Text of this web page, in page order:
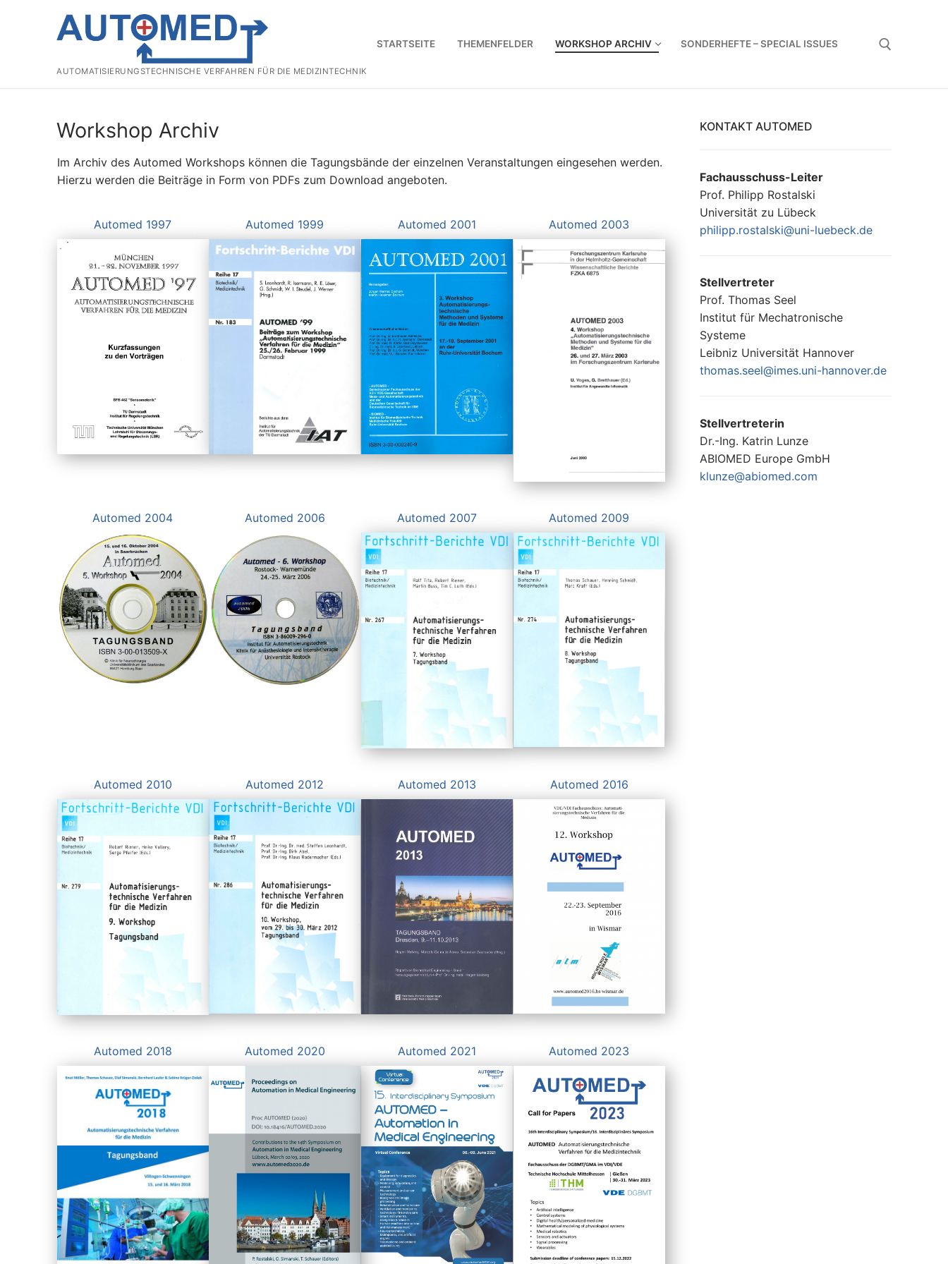
AUTOMATISIERUNGSTECHNISCHE VERFAHREN FÜR DIE MEDIZINTECHNIK
STARTSEITE THEMENFELDER WORKSHOP ARCHIV SONDERHEFTE – SPECIAL ISSUES
Workshop Archiv
Im Archiv des Automed Workshops können die Tagungsbände der einzelnen Veranstaltungen eingesehen werden.
Hierzu werden die Beiträge in Form von PDFs zum Download angeboten.
Automed 1997 Automed 1999 Automed 2001 Automed 2003
Automed 2004 Automed 2006 Automed 2007 Automed 2009
Automed 2010 Automed 2012 Automed 2013 Automed 2016
Automed 2018 Automed 2020 Automed 2021 Automed 2023
KONTAKT AUTOMED
Fachausschuss-Leiter
Prof. Philipp Rostalski
Universität zu Lübeck
philipp.rostalski@uni-luebeck.de
Stellvertreter
Prof. Thomas Seel
Institut für Mechatronische
Systeme
Leibniz Universität Hannover
thomas.seel@imes.uni-hannover.de
Stellvertreterin
Dr.-Ing. Katrin Lunze
ABIOMED Europe GmbH
klunze@abiomed.com